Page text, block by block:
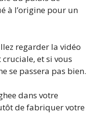
à l’origine pour un
regarder la vidéo
et si vous
se passera pas bien.
dans votre
de fabriquer votre